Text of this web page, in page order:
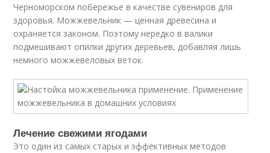
Черноморском побережье в качестве сувениров для
здоровья. Можжевельник — ценная древесина и
охраняется законом. Поэтому нередко в валики
подмешивают опилки других деревьев, добавляя лишь
немного можжевеловых веток.
Лечение свежими ягодами
Это один из самых старых и эффективных методов